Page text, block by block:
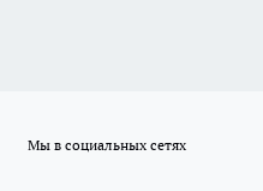
Мы в социальных сетях